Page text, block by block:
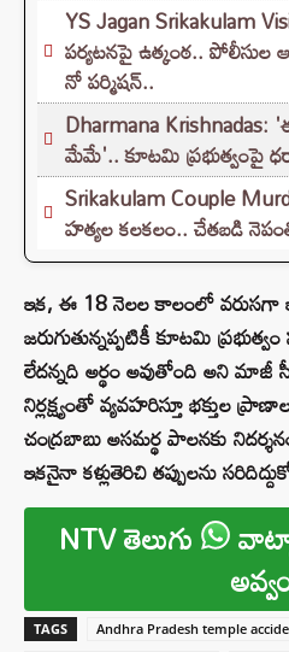
YS Jagan Srikakulam
పర్యటనపై ఉత్కంఠ.. పోలీసుల
నో పర్మిషన్‌..
Dharmana Krishnadas:
మేమే'.. కూటమి ప్రభుత్వంపై
Srikakulam Couple
హత్యల కలకలం.. చేతబడి
ఇక, ఈ 18 నెలల కాలంలో
జరుగుతున్నప్పటికీ కూటమి
లేదన్నది అర్థం అవుతోంది అని మాజీ
నిర్లక్ష్యంతో వ్యవహరిస్తూ భక్తుల
చంద్రబాబు అసమర్థ పాలనకు
ఇకనైనా కళ్లుతెరిచి తప్పులను
NTV తెలుగు
TAGS Andhra Pradesh temple